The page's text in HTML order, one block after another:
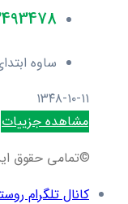
ساوه
۱۳۴۸-۱۰-۱۱
مشاهده جزییات
©تمامی حقوق
کانال تلگرام